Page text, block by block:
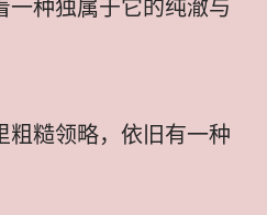
一种独属于它的纯澈与
粗糙领略，依旧有一种